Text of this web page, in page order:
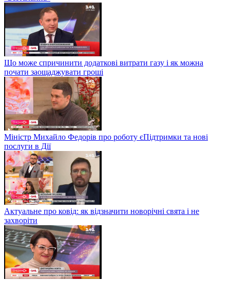
Що може спричинити додаткові витрати газу і як можна
почати заощаджувати гроші
Міністр Михайло Федорів про роботу єПідтримки та нові
послуги в Дії
Актуальне про ковід: як відзначити новорічні свята і не
захворіти